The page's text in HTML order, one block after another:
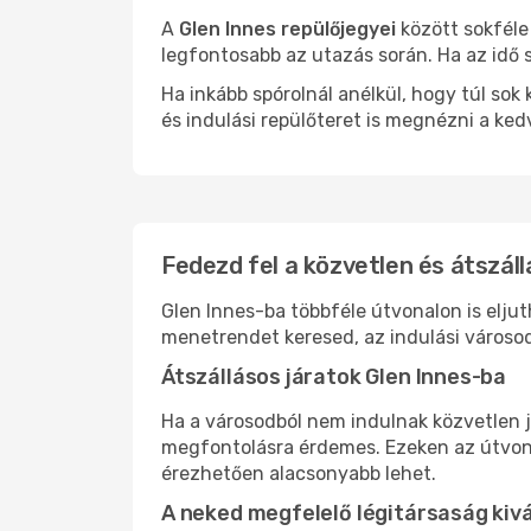
A Glen Innes repülőjegyei között
legfontosabb az utazás során. Ha az
Ha inkább spórolnál anélkül, hogy túl
és indulási repülőteret is megnézni a
Fedezd fel a közvetlen és
Glen Innes-ba többféle útvonalon is
menetrendet keresed, az indulási
Átszállásos járatok Glen Innes-ba
Ha a városodból nem indulnak
megfontolásra érdemes. Ezeken az
érezhetően alacsonyabb lehet.
A neked megfelelő légitársaság